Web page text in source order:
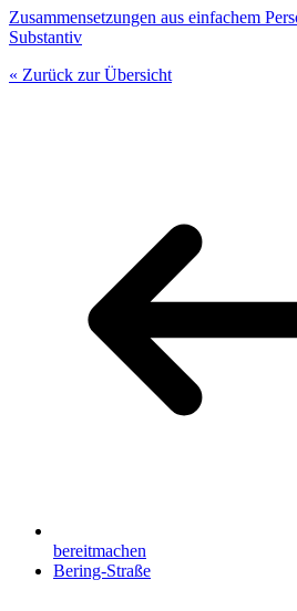
Zusammensetzungen aus einfachem
Substantiv
« Zurück zur Übersicht
bereitmachen
Bering-Straße